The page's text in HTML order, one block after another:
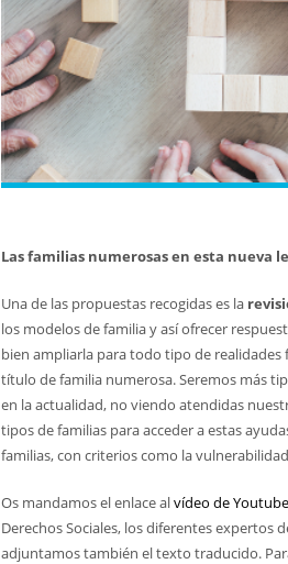
Las familias numerosas en esta nueva
Una de las propuestas recogidas es la
los modelos de familia y así ofrecer
bien ampliarla para todo tipo de
título de familia numerosa. Seremos más
en la actualidad, no viendo atendidas
tipos de familias para acceder a estas
familias, con criterios como la
Os mandamos el enlace alvídeo de Youtube
Derechos Sociales, los diferentes expertos
adjuntamos también el texto traducido.